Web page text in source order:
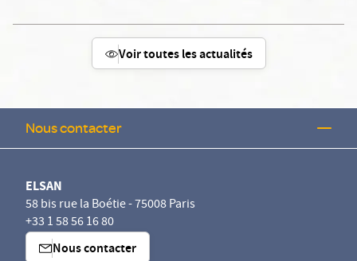
Voir toutes les actualités
Nous contacter
ELSAN
58 bis rue la Boétie - 75008 Paris
+33 1 58 56 16 80
Nous contacter